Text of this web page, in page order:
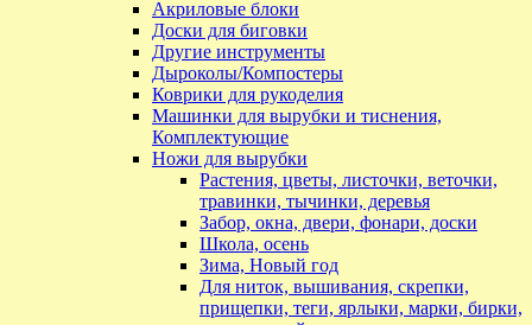
Акриловые блоки
Доски для биговки
Другие инструменты
Дыроколы/Компостеры
Коврики для рукоделия
Машинки для вырубки и тиснения,
Комплектующие
Ножи для вырубки
Растения, цветы, листочки, веточки,
травинки, тычинки, деревья
Забор, окна, двери, фонари, доски
Школа, осень
Зима, Новый год
Для ниток, вышивания, скрепки,
прищепки, теги, ярлыки, марки, бирки,